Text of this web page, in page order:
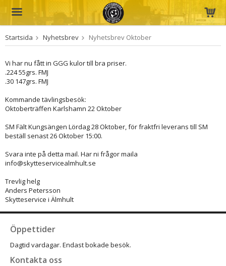
Produkten har blivit tillagd i varukorgen
Startsida Nyhetsbrev Nyhetsbrev Oktober
Vi har nu fått in GGG kulor till bra priser.
.224 55grs. FMJ
.30 147grs. FMJ
Kommande tävlingsbesök:
Oktoberträffen Karlshamn 22 Oktober
SM Fält Kungsängen Lördag 28 Oktober, för fraktfri leverans till SM
beställ senast 26 Oktober 15:00.
Svara inte på detta mail. Har ni frågor maila
info@skytteservicealmhult.se
Trevlig helg
Anders Petersson
Skytteservice i Älmhult
Öppettider
Dagtid vardagar. Endast bokade besök.
Kontakta oss